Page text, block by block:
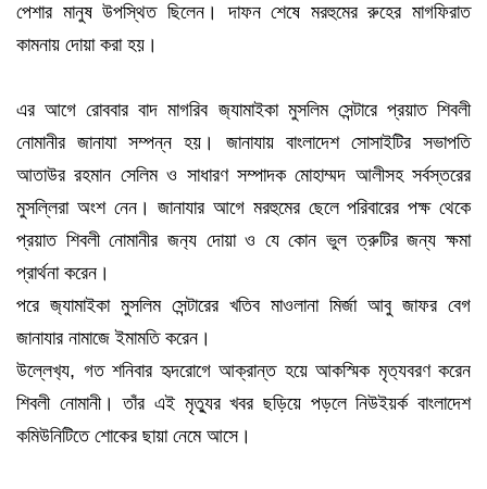
পেশার মানুষ উপস্থিত ছিলেন। দাফন শেষে মরহুমের রুহের মাগফিরাত
কামনায় দোয়া করা হয়।
এর আগে রোববার বাদ মাগরিব জ‍্যামাইকা মুসলিম সেন্টারে প্রয়াত শিবলী
নোমানীর জানাযা সম্পন্ন হয়। জানাযায় বাংলাদেশ সোসাইটির সভাপতি
আতাউর রহমান সেলিম ও সাধারণ সম্পাদক মোহাম্মদ আলীসহ সর্বস্তরের
মুসল্লিরা অংশ নেন। জানাযার আগে মরহুমের ছেলে পরিবারের পক্ষ থেকে
প্রয়াত শিবলী নোমানীর জন‍্য দোয়া ও যে কোন ভুল ত্রুটির জন্য ক্ষমা
প্রার্থনা করেন।
পরে জ‍্যামাইকা মুসলিম সেন্টারের খতিব মাওলানা মির্জা আবু জাফর বেগ
জানাযার নামাজে ইমামতি করেন।
উল্লেখ‍্য, গত শনিবার হৃদরোগে আক্রান্ত হয়ে আকস্মিক মৃত‍্যবরণ করেন
শিবলী নোমানী। তাঁর এই মৃত‍্যুর খবর ছড়িয়ে পড়লে নিউইয়র্ক বাংলাদেশ
কমিউনিটিতে শোকের ছায়া নেমে আসে।